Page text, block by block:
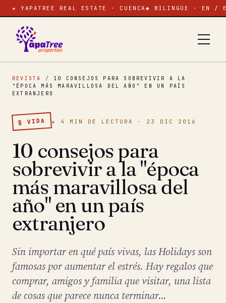
★ YAPATREE REAL ESTATE · CUENCA ◆ BILINGÜE · EN /
REVISTA / 10 CONSEJOS PARA SOBREVIVIR A LA
"ÉPOCA MÁS MARAVILLOSA DEL AÑO" EN UN PAÍS
EXTRANJERO
§ VIDA ★ 4 MIN DE LECTURA · 23 DIC 2016
10 consejos para
sobrevivir a la "época
más maravillosa del
año" en un país
extranjero
Sin importar en qué país vivas, las Holidays son
famosas por aumentar el estrés. Hay regalos que
comprar, amigos y familia que visitar, una lista
de cosas que parece nunca terminar...